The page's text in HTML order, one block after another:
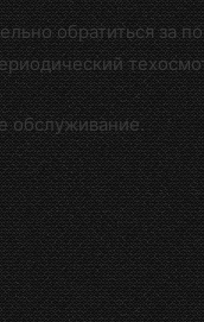
обратиться
обслуживание.